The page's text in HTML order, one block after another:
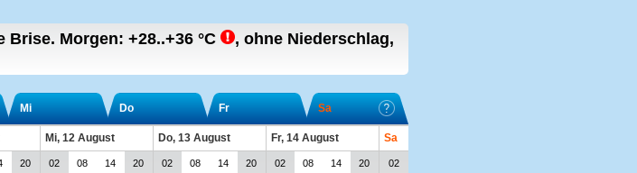
Brise. Morgen: +28..+36 °C , ohne Niederschlag,
Mi Do Fr Sa
Mi, 12 August Do, 13 August Fr, 14 August
Sa
20 02 08 14 20 02 08 14 20 02 08 14 20 02